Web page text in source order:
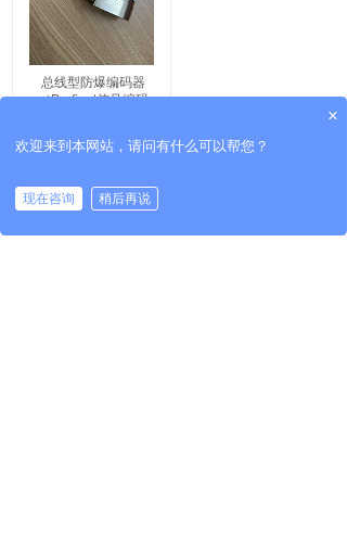
总线型防爆编码器
（Profinet信号编码
×
欢迎来到本网站，请问有什么可以帮您？
现在咨询 稍后再说